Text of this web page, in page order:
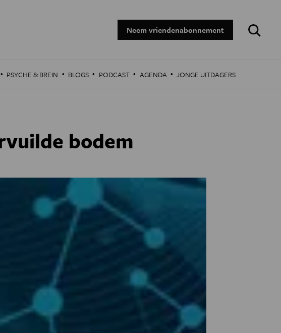
Neem vriendenabonnement
Zoeken:
· PSYCHE & BREIN · BLOGS · PODCAST · AGENDA · JONGE UITDAGERS
bodem